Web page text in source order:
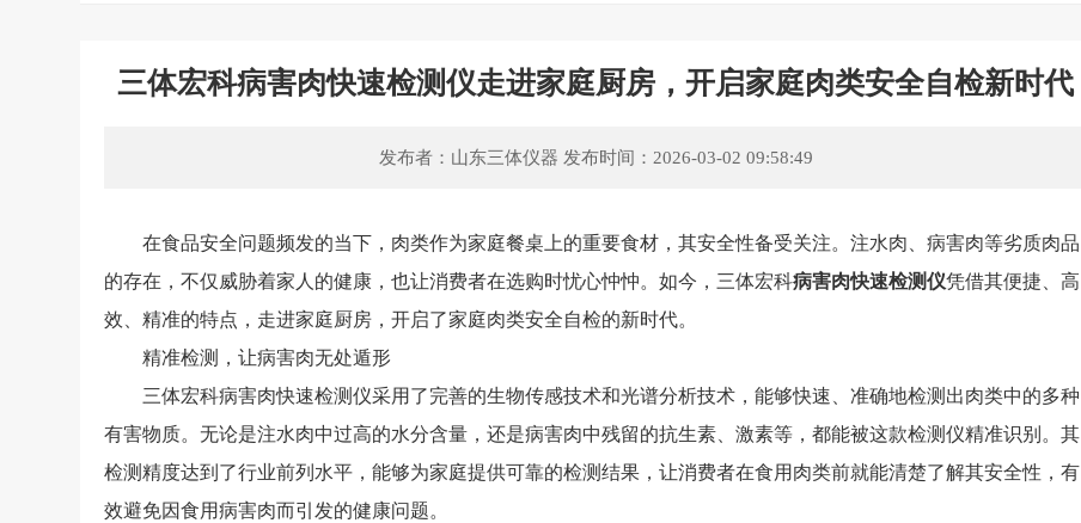
三体宏科病害肉快速检测仪走进家庭厨房，开启家庭肉类安全自检新时代
发布者：山东三体仪器 发布时间：2026-03-02 09:58:49
在食品安全问题频发的当下，肉类作为家庭餐桌上的重要食材，其安全性备受关注。注水肉、病害肉等劣质肉品
的存在，不仅威胁着家人的健康，也让消费者在选购时忧心忡忡。如今，三体宏科病害肉快速检测仪凭借其便捷、高
效、精准的特点，走进家庭厨房，开启了家庭肉类安全自检的新时代。
精准检测，让病害肉无处遁形
三体宏科病害肉快速检测仪采用了完善的生物传感技术和光谱分析技术，能够快速、准确地检测出肉类中的多种
有害物质。无论是注水肉中过高的水分含量，还是病害肉中残留的抗生素、激素等，都能被这款检测仪精准识别。其
检测精度达到了行业前列水平，能够为家庭提供可靠的检测结果，让消费者在食用肉类前就能清楚了解其安全性，有
效避免因食用病害肉而引发的健康问题。